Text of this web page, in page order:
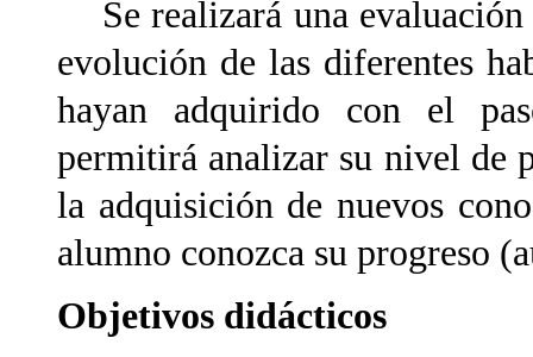
Se realizará una
evolución de las diferentes
hayan adquirido con el
permitirá analizar su nivel de
la adquisición de nuevos
alumno conozca su progreso
Objetivos didácticos